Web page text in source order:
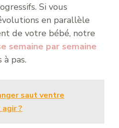
Si vous
en parallèle
de votre bébé, notre
semaine par semaine
à pas.
saut ventre
?